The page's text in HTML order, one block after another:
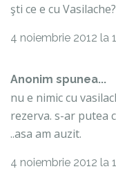
şti ce e cu Vasilache?
4 noiembrie 2012 la
Anonim spunea...
nu e nimic cu
rezerva. s-ar putea
..asa am auzit.
4 noiembrie 2012 la